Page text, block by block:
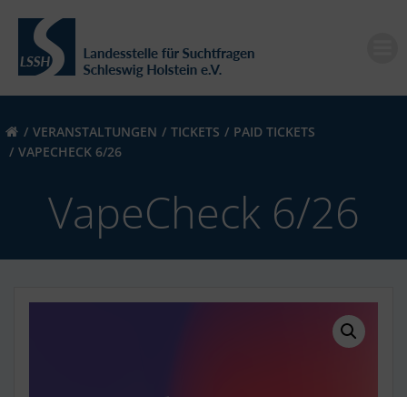
Inhalt
springen
VERANSTALTUNGEN TICKETS
PAID TICKETS
VAPECHECK 6/26
VapeCheck 6/26